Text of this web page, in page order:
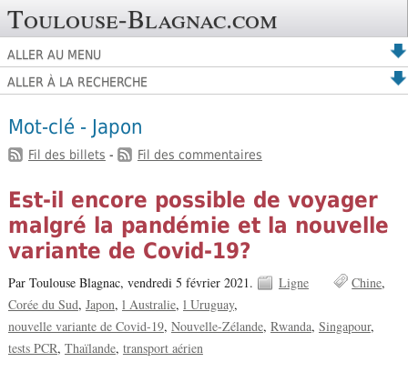
Toulouse-Blagnac.com
ALLER AU MENU
ALLER À LA RECHERCHE
Mot-clé - Japon
Fil des billets - Fil des commentaires
Est-il encore possible de voyager
malgré la pandémie et la nouvelle
variante de Covid-19?
Par Toulouse Blagnac, vendredi 5 février 2021. Ligne
Chine
Corée du Sud Japon l Australie l Uruguay
nouvelle variante de Covid-19 Nouvelle-Zélande Rwanda Singapour
tests PCR Thaïlande transport aérien